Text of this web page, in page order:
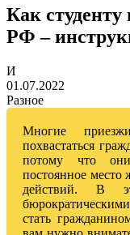
Как студенту
РФ –
И
01.07.2022
Разное
Многие
похвастаться
потому что
постоянное место
действий. В
стать